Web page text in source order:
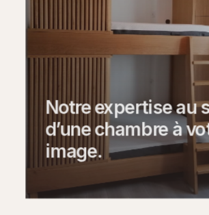
Notre expertise au
d’une chambre à
image.